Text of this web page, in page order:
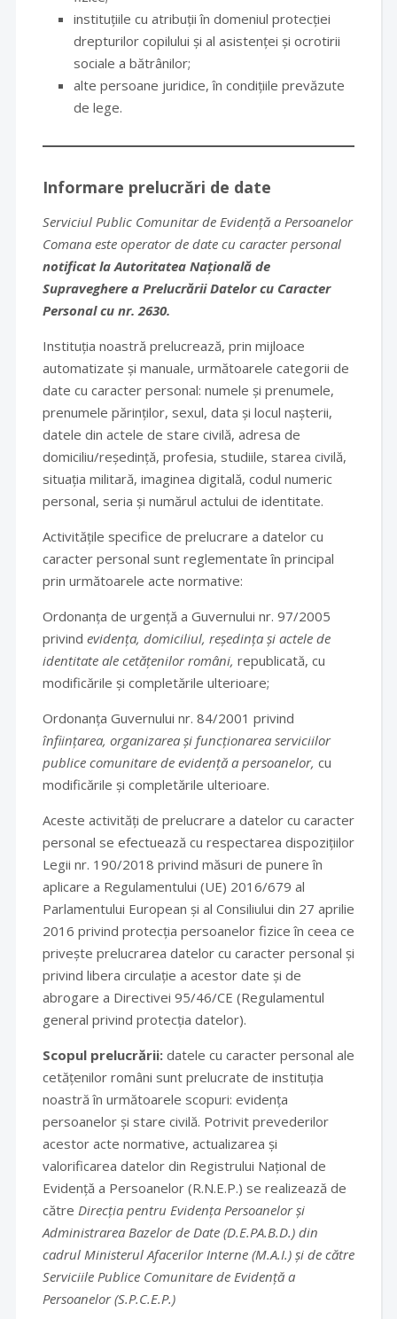
instituțiile cu atribuții în domeniul protecției
drepturilor copilului și al asistenței și ocrotirii
sociale a bătrânilor;
alte persoane juridice, în condițiile prevăzute
de lege.
Informare prelucrări de date
Serviciul Public Comunitar de Evidență a Persoanelor
Comana este operator de date cu caracter personal
notificat la Autoritatea Națională de
Supraveghere a Prelucrării Datelor cu Caracter
Personal cu nr. 2630.
Instituția noastră prelucrează, prin mijloace
automatizate și manuale, următoarele categorii de
date cu caracter personal: numele și prenumele,
prenumele părinților, sexul, data și locul nașterii,
datele din actele de stare civilă, adresa de
domiciliu/reședință, profesia, studiile, starea civilă,
situația militară, imaginea digitală, codul numeric
personal, seria și numărul actului de identitate.
Activitățile specifice de prelucrare a datelor cu
caracter personal sunt reglementate în principal
prin următoarele acte normative:
Ordonanța de urgență a Guvernului nr. 97/2005
privind evidența, domiciliul, reședința și actele de
identitate ale cetățenilor români, republicată, cu
modificările și completările ulterioare;
Ordonanța Guvernului nr. 84/2001 privind
înființarea, organizarea și funcționarea serviciilor
publice comunitare de evidență a persoanelor, cu
modificările și completările ulterioare.
Aceste activități de prelucrare a datelor cu caracter
personal se efectuează cu respectarea dispozițiilor
Legii nr. 190/2018 privind măsuri de punere în
aplicare a Regulamentului (UE) 2016/679 al
Parlamentului European și al Consiliului din 27 aprilie
2016 privind protecția persoanelor fizice în ceea ce
privește prelucrarea datelor cu caracter personal și
privind libera circulație a acestor date și de
abrogare a Directivei 95/46/CE (Regulamentul
general privind protecția datelor).
Scopul prelucrării: datele cu caracter personal ale
cetățenilor români sunt prelucrate de instituția
noastră în următoarele scopuri: evidența
persoanelor și stare civilă. Potrivit prevederilor
acestor acte normative, actualizarea și
valorificarea datelor din Registrului Național de
Evidență a Persoanelor (R.N.E.P.) se realizează de
către Direcția pentru Evidența Persoanelor și
Administrarea Bazelor de Date (D.E.PA.B.D.) din
cadrul Ministerul Afacerilor Interne (M.A.I.) și de către
Serviciile Publice Comunitare de Evidență a
Persoanelor (S.P.C.E.P.)